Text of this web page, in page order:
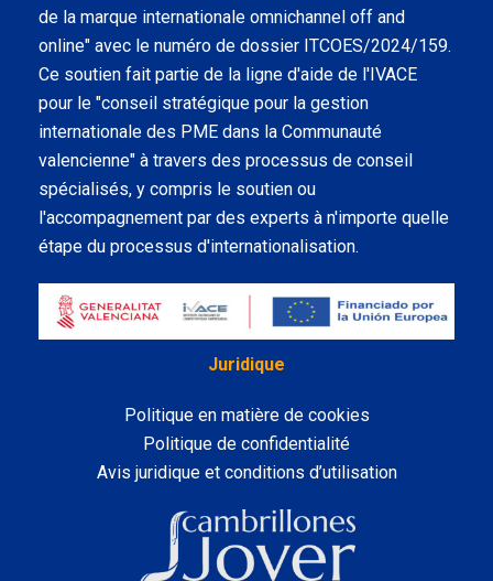
de la marque internationale omnichannel off and
online" avec le numéro de dossier ITCOES/2024/159.
Ce soutien fait partie de la ligne d'aide de l'IVACE
pour le "conseil stratégique pour la gestion
internationale des PME dans la Communauté
valencienne" à travers des processus de conseil
spécialisés, y compris le soutien ou
l'accompagnement par des experts à n'importe quelle
étape du processus d'internationalisation.
Juridique
Politique en matière de cookies
Politique de confidentialité
Avis juridique et conditions d’utilisation